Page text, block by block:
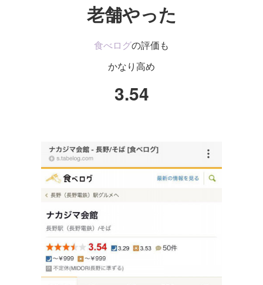
老舗やった
食べログの評価も
かなり高め
3.54